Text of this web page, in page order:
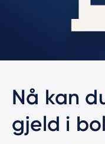
Nå kan
gjeld i